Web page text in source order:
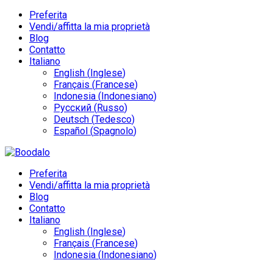
Preferita
Vendi/affitta la mia proprietà
Blog
Contatto
Italiano
English (Inglese)
Français (Francese)
Indonesia (Indonesiano)
Русский (Russo)
Deutsch (Tedesco)
Español (Spagnolo)
Preferita
Vendi/affitta la mia proprietà
Blog
Contatto
Italiano
English (Inglese)
Français (Francese)
Indonesia (Indonesiano)